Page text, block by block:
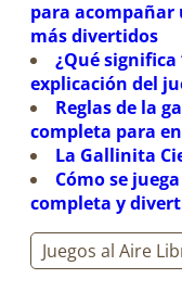
para acompañar
más divertidos
¿Qué significa
explicación del
Reglas de la
completa para
La Gallinita
Cómo se
completa y
Juegos al Aire